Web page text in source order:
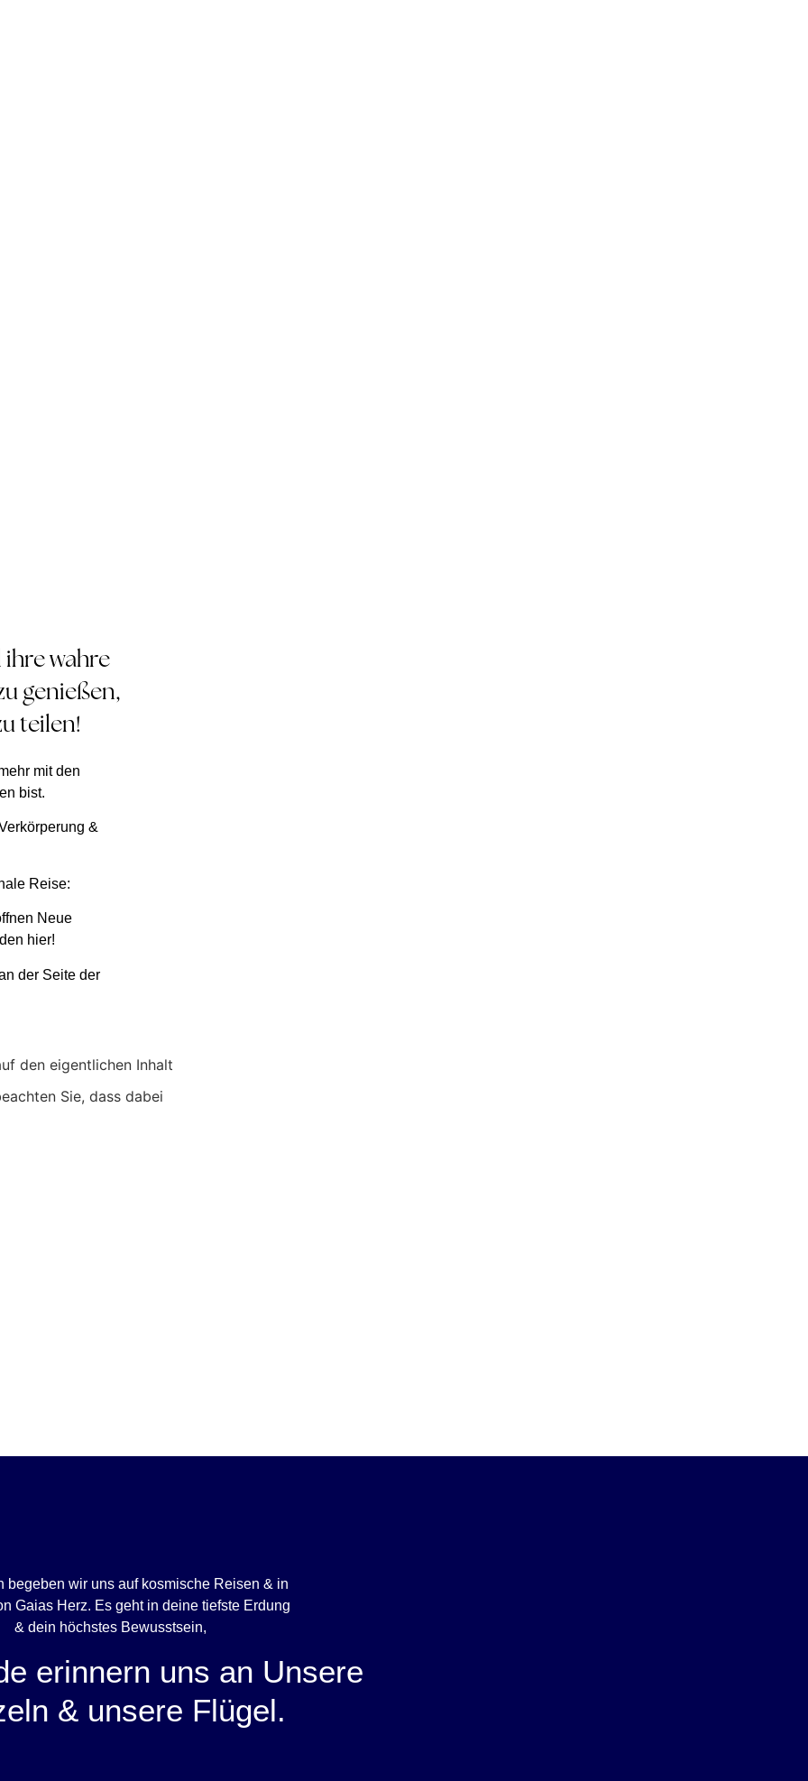
ihre wahre
genießen,
teilen!
mit den
bist.
&
Reise:
Neue
hier!
der Seite der
den eigentlichen Inhalt
Sie, dass dabei
begeben wir uns auf kosmische Reisen & in
Gaias Herz. Es geht in deine tiefste Erdung
& dein höchstes Bewusstsein,
erinnern uns an Unsere
& unsere Flügel.